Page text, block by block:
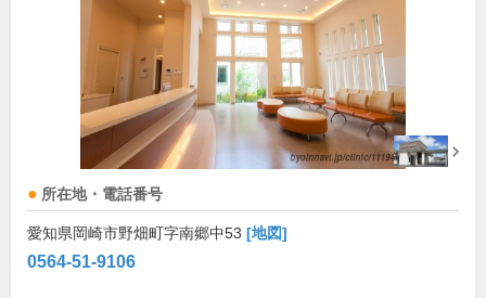
所在地・電話番号
愛知県岡崎市野畑町字南郷中53 [地図]
0564-51-9106